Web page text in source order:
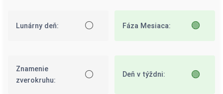
Lunárny deň: ⚪ Fáza Mesiaca: 🟢
Znamenie
zverokruhu:
⚪ Deň v týždni: 🟢